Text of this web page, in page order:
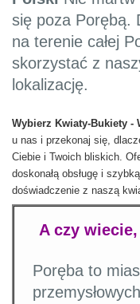
się poza Porębą.
na terenie całej
skorzystać z
lokalizację.
Wybierz Kwiaty-Bukiety -
u nas i przekonaj się,
Ciebie i Twoich bliskich.
doskonałą obsługę i
doświadczenie z naszą
A czy
Poręba to